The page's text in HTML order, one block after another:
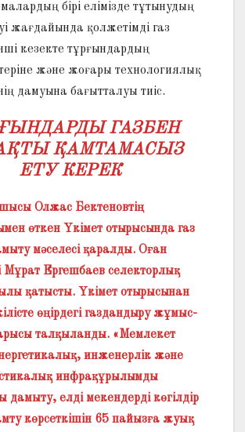
бірі елімізде тұтынудың
жағдайында қолжетімді газ
кезекте тұрғындардың
және жоғары технологиялық
дамуына бағытталуы тиіс.
ГАЗБЕН
ҚАМТАМАСЫЗ
ЕТУ КЕРЕК
Олжас Бектенов­тің
өткен Үкімет отырысында газ
мәселесі қарал­ды. Оған
Мұрат Ергешбаев селекторлық
қатысты. Үкімет отырысынан
өңірдегі газдандыру жұмыс­
талқыланды. «Мемлекет
инженерлік және
инфра­құры­лымды
дамыту, елді мекендерді көгілдір
көрсеткішін 65 пайызға жуық